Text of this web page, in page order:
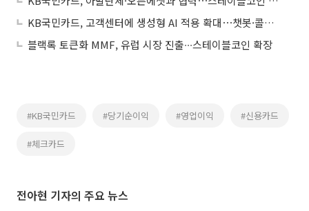
KB국민카드, 고객센터에 생성형 AI 적용 확대⋯챗봇·콜봇 지원 강화
블랙록 토큰화 MMF, 유럽 시장 진출∙∙∙스테이블코인 확장
#KB국민카드 #당기순이익 #영업이익 #신용카드
#체크카드
전아현 기자의 주요 뉴스